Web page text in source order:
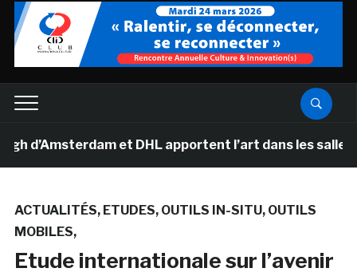
et DHL apportent l’art dans les salles de
ACTUALITÉS ETUDES OUTILS IN-SITU OUTILS
MOBILES
Etude internationale sur l’avenir